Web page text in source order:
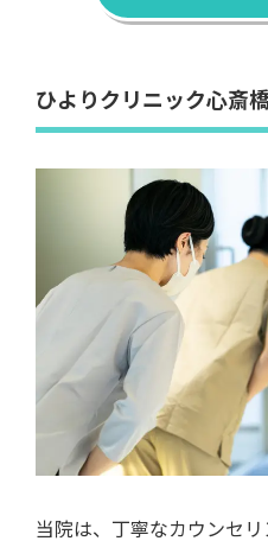
当院は、丁寧なカウンセ
が、
初めて脱毛を受ける
。
痛みの感じ方には個人差が
の肌状態に合わせた細か
行っています。
また、地下鉄御堂筋線の